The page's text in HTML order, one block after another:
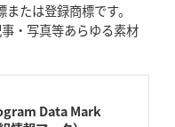
たは登録商標です。
・写真等あらゆる素材
Data Mark